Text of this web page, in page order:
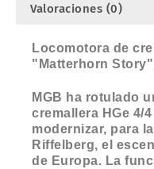
Valoraciones (0)
Locomotora de
"Matterhorn
MGB ha rotulado
cremallera HGe 4/
modernizar, para
Riffelberg, el
de Europa. La